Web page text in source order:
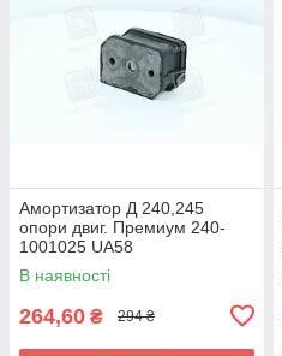
Амортизатор Д 240,245
опори двиг. Премиум 240-
1001025 UA58
В наявності
264,60 ₴ 294 ₴